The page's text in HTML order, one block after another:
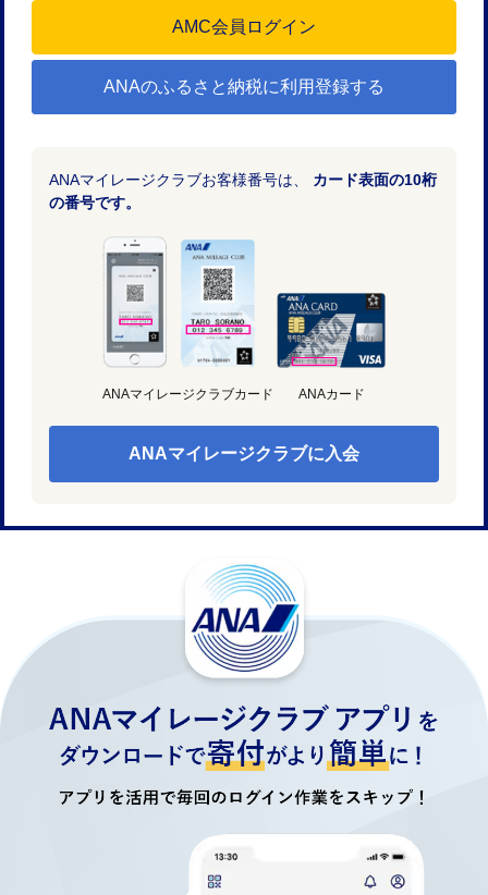
ANAのふるさと納税に利用登録する
ANAマイレージクラブお客様番号は、 カード表面の10桁
の番号です。
ANAマイレージクラブカード ANAカード
ANAマイレージクラブに入会